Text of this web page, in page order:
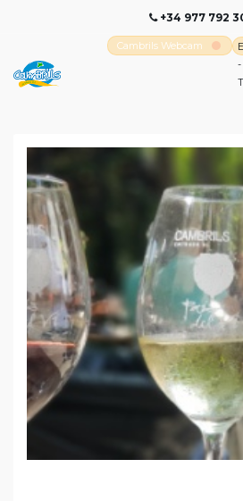
+34 977 792
Cambrils Webcam
-